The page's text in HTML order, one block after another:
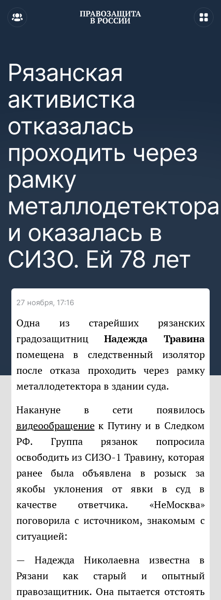
Рязанская
активистка
отказалась
проходить через
рамку
металлодетектора
и оказалась в
СИЗО. Ей 78 лет
27 ноября, 17:16
Одна из старейших рязанских
градозащитницНадежда Травина
помещена в следственный изолятор
после отказа проходить через рамку
металлодетектора в здании суда.
Накануне в сети появилось
видеообращениек Путину и в Следком
РФ. Группа рязанок попросила
освободить из СИЗО-1 Травину, которая
ранее была объявлена в розыск за
якобы уклонения от явки в суд в
качестве ответчика. «НеМосква»
поговорила с источником, знакомым с
ситуацией:
— Надежда Николаевна известна в
Рязани как старый и опытный
правозащитник. Она пытается отстоять